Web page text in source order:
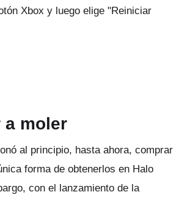
Xbox y luego elige "Reiniciar
a moler
al principio, hasta ahora, comprar
forma de obtenerlos en Halo
con el lanzamiento de la